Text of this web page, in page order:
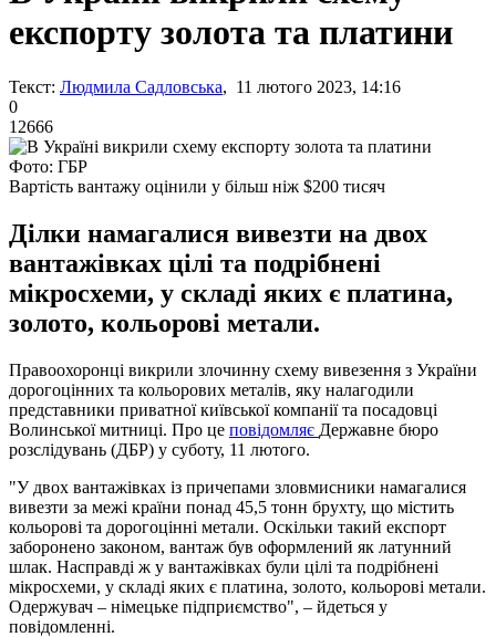
експорту золота та платини
Текст: Людмила Садловська, 11 лютого 2023, 14:16
0
12666
Фото: ГБР
Вартість вантажу оцінили у більш ніж $200 тисяч
Ділки намагалися вивезти на двох
вантажівках цілі та подрібнені
мікросхеми, у складі яких є платина,
золото, кольорові метали.
Правоохоронці викрили злочинну схему вивезення з України
дорогоцінних та кольорових металів, яку налагодили
представники приватної київської компанії та посадовці
Волинської митниці. Про це повідомляє Державне бюро
розслідувань (ДБР) у суботу, 11 лютого.
"У двох вантажівках із причепами зловмисники намагалися
вивезти за межі країни понад 45,5 тонн брухту, що містить
кольорові та дорогоцінні метали. Оскільки такий експорт
заборонено законом, вантаж був оформлений як латунний
шлак. Насправді ж у вантажівках були цілі та подрібнені
мікросхеми, у складі яких є платина, золото, кольорові метали.
Одержувач – німецьке підприємство", – йдеться у
повідомленні.